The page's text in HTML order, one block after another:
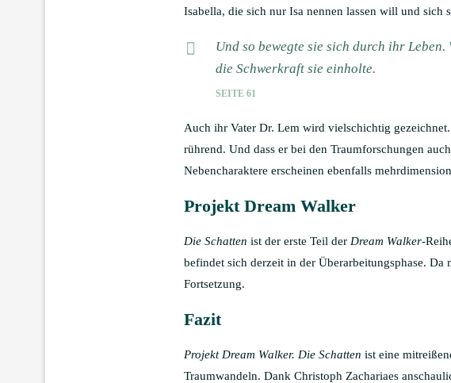
Isabella, die sich nur Isa nennen lassen will und sich
Und so bewegte sie sich durch ihr
die Schwerkraft sie einholte.
SEITE 61
Auch ihr Vater Dr. Lem wird vielschichtig
rührend. Und dass er bei den Traumforschungen
Nebencharaktere erscheinen ebenfalls
Projekt Dream Walker
Die Schatten ist der erste Teil der Dream Walker-
befindet sich derzeit in der Überarbeitungsphase.
Fortsetzung.
Fazit
Projekt Dream Walker. Die Schatten ist eine
Traumwandeln. Dank Christoph Zachariaes